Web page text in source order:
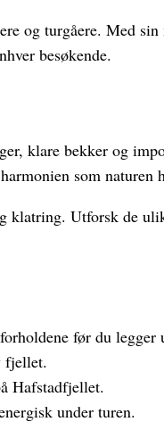
og turgåere. Med
besøkende.
klare bekker og
som naturen
klatring. Utforsk de
før du legger
fjellet.
Hafstadfjellet.
under turen.